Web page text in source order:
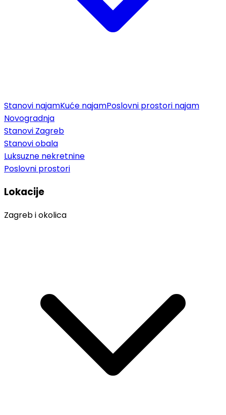
Stanovi najamKuće najamPoslovni prostori najam
Novogradnja
Stanovi Zagreb
Stanovi obala
Luksuzne nekretnine
Poslovni prostori
Lokacije
Zagreb i okolica